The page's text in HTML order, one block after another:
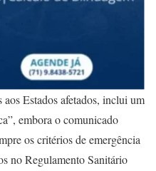
Estados afetados, inclui um
embora o comunicado
os critérios de emergência
no Regulamento Sanitário